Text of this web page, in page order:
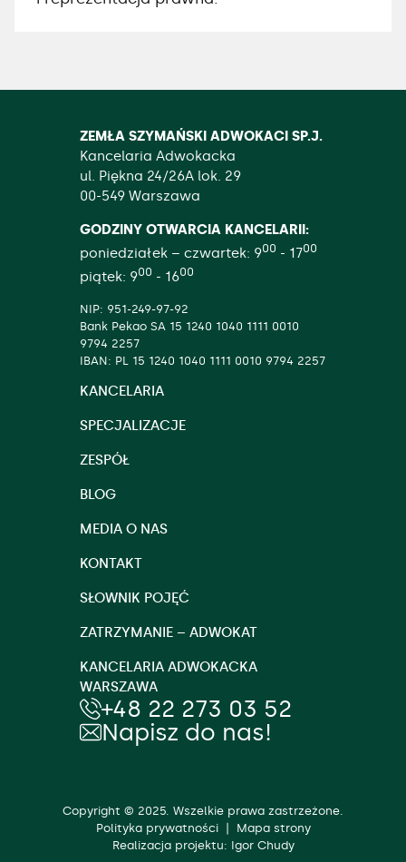
ZEMŁA SZYMAŃSKI ADWOKACI SP.J.
Kancelaria Adwokacka
ul. Piękna 24/26A lok. 29
00-549 Warszawa
GODZINY OTWARCIA KANCELARII:
poniedziałek – czwartek: 900 - 1700
piątek: 900 - 1600
NIP: 951-249-97-92
Bank Pekao SA 15 1240 1040 1111 0010
9794 2257
IBAN: PL 15 1240 1040 1111 0010 9794 2257
KANCELARIA
SPECJALIZACJE
ZESPÓŁ
BLOG
MEDIA O NAS
KONTAKT
SŁOWNIK POJĘĆ
ZATRZYMANIE – ADWOKAT
KANCELARIA ADWOKACKA
WARSZAWA
+48 22 273 03 52
Napisz do nas!
Copyright © 2025. Wszelkie prawa zastrzeżone.
Polityka prywatności| Mapa strony
Realizacja projektu: Igor Chudy